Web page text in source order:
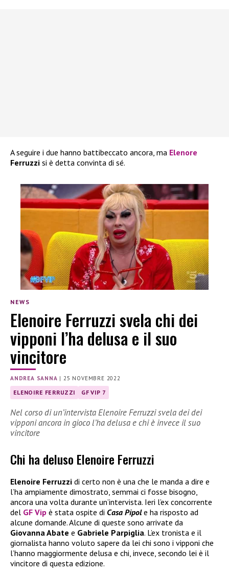
A seguire i due hanno battibeccato ancora, ma Elenore
Ferruzzi si è detta convinta di sé.
NEWS
Elenoire Ferruzzi svela chi dei
vipponi l’ha delusa e il suo
vincitore
ANDREA SANNA | 25 NOVEMBRE 2022
ELENOIRE FERRUZZI GF VIP 7
Nel corso di un’intervista Elenoire Ferruzzi svela dei dei
vipponi ancora in gioco l’ha delusa e chi è invece il suo
vincitore
Chi ha deluso Elenoire Ferruzzi
Elenoire Ferruzzi di certo non è una che le manda a dire e
l’ha ampiamente dimostrato, semmai ci fosse bisogno,
ancora una volta durante un’intervista. Ieri l’ex concorrente
del GF Vip è stata ospite di Casa Pipole ha risposto ad
alcune domande. Alcune di queste sono arrivate da
Giovanna Abate e Gabriele Parpiglia. L’ex tronista e il
giornalista hanno voluto sapere da lei chi sono i vipponi che
l’hanno maggiormente delusa e chi, invece, secondo lei è il
vincitore di questa edizione.